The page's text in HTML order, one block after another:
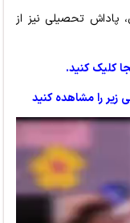
پاداش تحصیلی نیز از
کلیک کنید.
زیر را مشاهده کنید